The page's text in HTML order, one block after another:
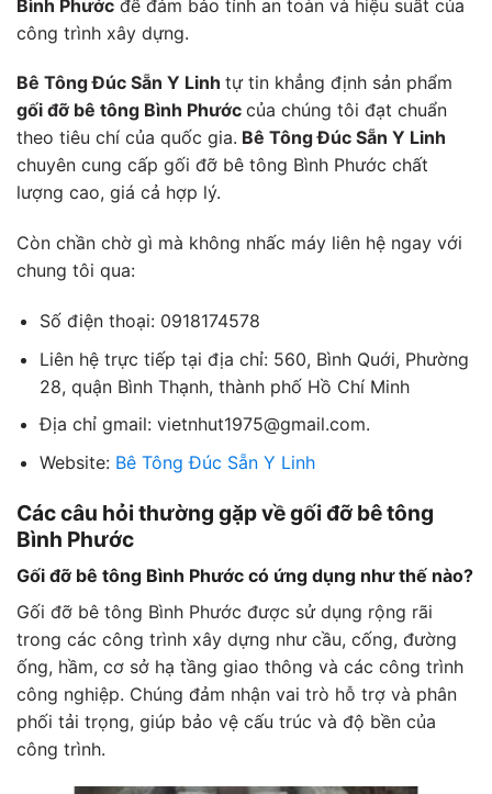
Bình Phước để đảm bảo tính an toàn và hiệu suất của
công trình xây dựng.
Bê Tông Đúc Sẵn Y Linh tự tin khẳng định sản phẩm
gối đỡ bê tông Bình Phước của chúng tôi đạt chuẩn
theo tiêu chí của quốc gia. Bê Tông Đúc Sẵn Y Linh
chuyên cung cấp gối đỡ bê tông Bình Phước chất
lượng cao, giá cả hợp lý.
Còn chần chờ gì mà không nhấc máy liên hệ ngay với
chung tôi qua:
Số điện thoại: 0918174578
Liên hệ trực tiếp tại địa chỉ: 560, Bình Quới, Phường
28, quận Bình Thạnh, thành phố Hồ Chí Minh
Địa chỉ gmail: vietnhut1975@gmail.com.
Website: Bê Tông Đúc Sẵn Y Linh
Các câu hỏi thường gặp về gối đỡ bê tông
Bình Phước
Gối đỡ bê tông Bình Phước có ứng dụng như thế nào?
Gối đỡ bê tông Bình Phước được sử dụng rộng rãi
trong các công trình xây dựng như cầu, cống, đường
ống, hầm, cơ sở hạ tầng giao thông và các công trình
công nghiệp. Chúng đảm nhận vai trò hỗ trợ và phân
phối tải trọng, giúp bảo vệ cấu trúc và độ bền của
công trình.